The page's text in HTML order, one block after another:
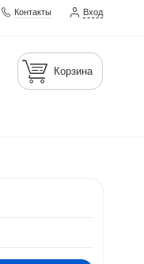
Контакты Вход
Корзина